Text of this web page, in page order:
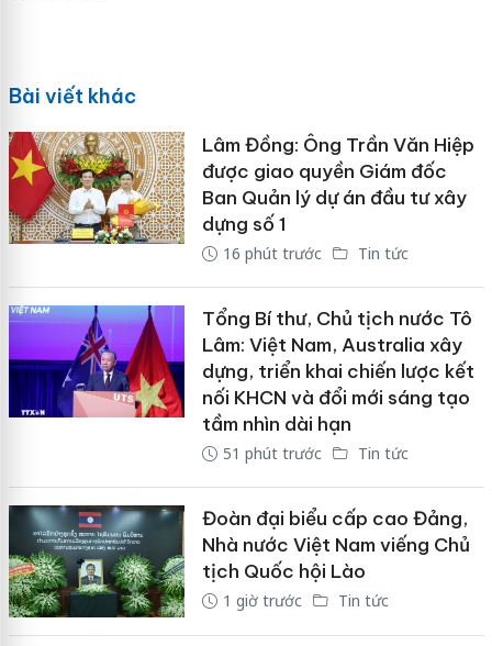
Bài viết khác
Lâm Đồng: Ông Trần Văn Hiệp
được giao quyền Giám đốc
Ban Quản lý dự án đầu tư xây
dựng số 1
16 phút trước Tin tức
Tổng Bí thư, Chủ tịch nước Tô
Lâm: Việt Nam, Australia xây
dựng, triển khai chiến lược kết
nối KHCN và đổi mới sáng tạo
tầm nhìn dài hạn
51 phút trước Tin tức
Đoàn đại biểu cấp cao Đảng,
Nhà nước Việt Nam viếng Chủ
tịch Quốc hội Lào
1 giờ trước Tin tức